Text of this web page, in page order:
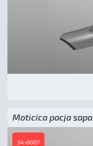
Moticica pacja sapa
54-0007